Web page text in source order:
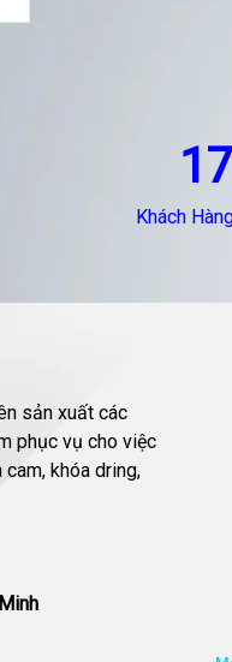
Khách
sản xuất các
phục vụ cho việc
khóa dring,